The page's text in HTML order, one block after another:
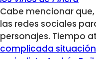
Cabe mencionar
las redes sociales
personajes. Tiempo
complicada